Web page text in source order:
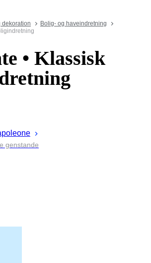
dekoration
Bolig- og haveindretning
• Klassisk
genstande